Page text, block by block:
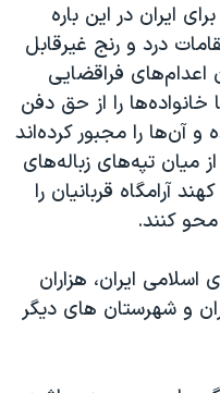
ایران در این باره
درد و رنج غیرقابل
اعدام‌های فراقضایی
خانواده‌ها را از حق دفن
آن‌ها را مجبور کرده‌اند
میان تپه‌های زباله‌های
آرامگاه قربانیان را
محو کنند.
ایران، هزاران
و شهرستان های دیگر